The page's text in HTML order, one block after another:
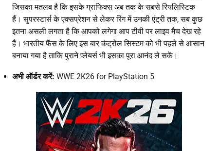
जिसका मतलब है कि इसके ग्राफिक्स अब तक के सबसे रियलिस्टिक
हैं। सुपरस्टार्स के एक्सप्रेशन से लेकर रिंग में उनकी एंट्री तक, सब कुछ
इतना असली लगता है कि आपको लगेगा आप टीवी पर लाइव मैच देख रहे
हैं। भारतीय फैंस के लिए इस बार कंट्रोल सिस्टम को भी पहले से आसान
बनाया गया है ताकि पुराने प्लेयर्स भी इसका पूरा आनंद ले सकें।
अभी ऑर्डर करें: WWE 2K26 for PlayStation 5